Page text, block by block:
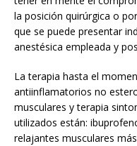
la posición quirúrgica o
que se puede presentar
anestésica empleada y
La terapia hasta el
antiinflamatorios no
musculares y terapia
utilizados están:
relajantes musculares